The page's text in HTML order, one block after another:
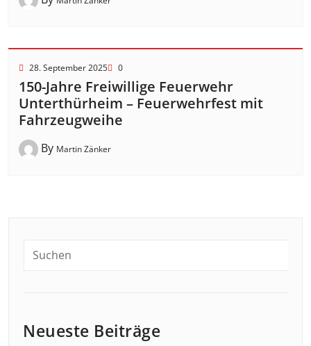
28. September 2025 0
150-Jahre Freiwillige Feuerwehr
Unterthürheim – Feuerwehrfest mit
Fahrzeugweihe
By Martin Zänker
Neueste Beiträge